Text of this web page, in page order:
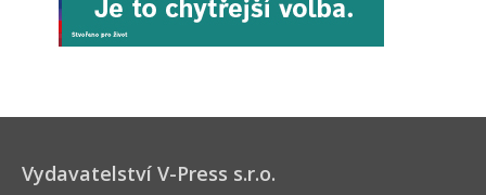
Vydavatelství V-Press s.r.o.